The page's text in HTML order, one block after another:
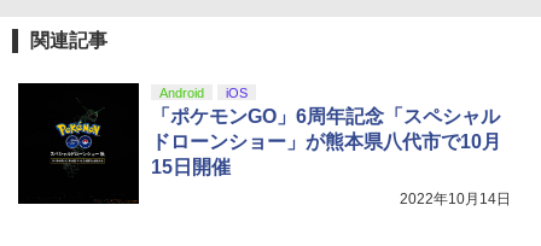
【楽天ブックス限定配送BOX】【楽天ブ
ックス限定先着特典+先着特典】劇場版
「鬼滅の刃」無限城編 第一章 猗窩座再
来(完全生産限定版)【Blu-ray】(かるた
+イベント抽選権+描き下ろし色紙) [ 吾峠
ニンテンドープリペイド番号 5000円|オ
ンラインコード版
【純正品】DualSense ワイヤレスコン
【純正品】Xbox Elite ワイヤレス コン
トローラー Series 2 Core Edition (ホワ
イト)
劇場版「鬼滅の刃」無限城編 第一章 猗
窩座再来 完全生産限定版 [Blu-ray]
￥8,698
関連記事
Android iOS
「ポケモンGO」6周年記念「スペシャル
ドローンショー」が熊本県八代市で10月
15日開催
2022年10月14日